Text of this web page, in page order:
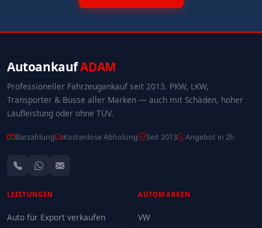
AutoankaufADAM
Professioneller Fahrzeugankauf seit 2013. PKW, LKW,
Transporter & Busse aller Marken — auch mit Schäden, hoher
Laufleistung oder ohne TÜV.
Barzahlung Kostenlose Abholung Seit 2013 Angebot in 2h
LEISTUNGEN
Auto für Export verkaufen
AUTOMARKEN
VW